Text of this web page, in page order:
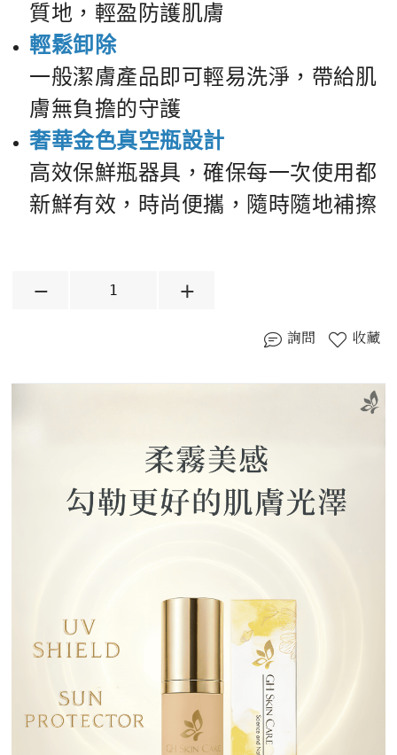
質地，輕盈防護肌膚
輕鬆卸除
一般潔膚產品即可輕易洗淨，帶給肌
膚無負擔的守護
奢華金色真空瓶設計
高效保鮮瓶器具，確保每一次使用都
新鮮有效，時尚便攜，隨時隨地補擦
詢問 收藏